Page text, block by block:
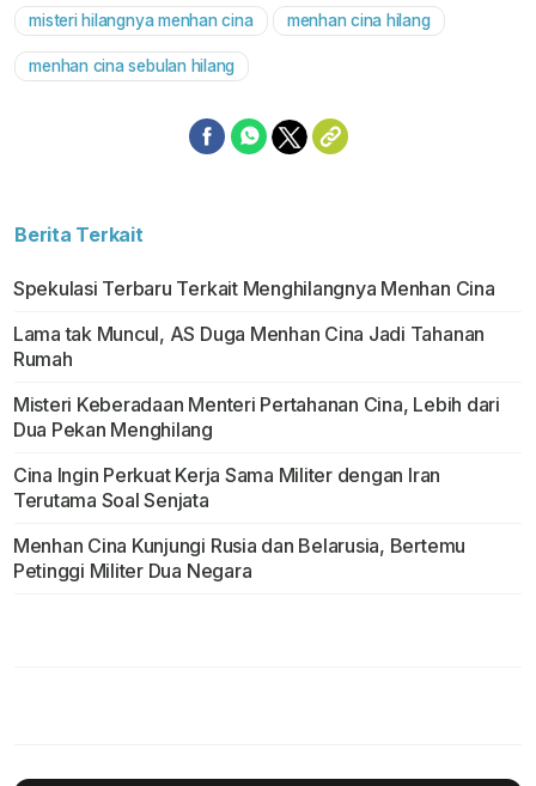
misteri hilangnya menhan cina menhan cina hilang
menhan cina sebulan hilang
Berita Terkait
Spekulasi Terbaru Terkait Menghilangnya Menhan Cina
Lama tak Muncul, AS Duga Menhan Cina Jadi Tahanan
Rumah
Misteri Keberadaan Menteri Pertahanan Cina, Lebih dari
Dua Pekan Menghilang
Cina Ingin Perkuat Kerja Sama Militer dengan Iran
Terutama Soal Senjata
Menhan Cina Kunjungi Rusia dan Belarusia, Bertemu
Petinggi Militer Dua Negara